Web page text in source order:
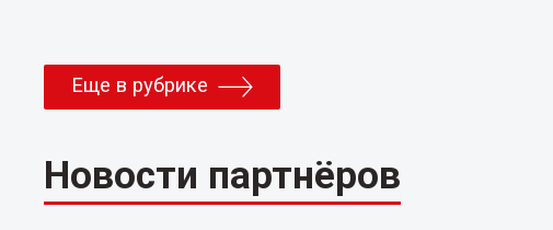
Еще в рубрике
Новости партнёров